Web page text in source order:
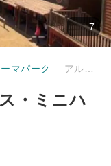
7
マパーク
・ミニハ